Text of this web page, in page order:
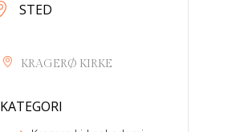
STED
KRAGERØ KIRKE
KATEGORI